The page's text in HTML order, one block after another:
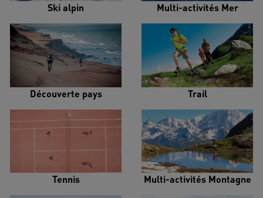
Ski alpin Multi-activités Mer
Découverte pays Trail
Tennis Multi-activités Montagne